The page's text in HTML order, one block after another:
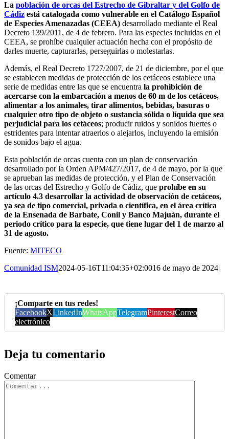
La población de orcas del Estrecho de Gibraltar y del Golfo de
Cádiz está catalogada como vulnerable en el Catálogo Español
de Especies Amenazadas (CEEA) desarrollado mediante el Real
Decreto 139/2011, de 4 de febrero. Para las especies incluidas en el
CEEA, se prohíbe cualquier actuación hecha con el propósito de
darles muerte, capturarlas, perseguirlas o molestarlas.
Además, el Real Decreto 1727/2007, de 21 de diciembre, por el que
se establecen medidas de protección de los cetáceos establece una
serie de medidas entre las que se encuentra la prohibición de
acercarse con la embarcación a menos de 60 m de los cetáceos,
alimentar a los animales, tirar alimentos, bebidas, basuras o
cualquier otro tipo de objeto o sustancia sólida o líquida que sea
perjudicial para los cetáceos; producir ruidos y sonidos fuertes o
estridentes para intentar atraerlos o alejarlos, incluyendo la emisión
de sonidos bajo el agua.
Esta población de orcas cuenta con un plan de conservación
desarrollado por la Orden APM/427/2017, de 4 de mayo, por la que
se aprueban las medidas de protección, y el Plan de Conservación
de las orcas del Estrecho y Golfo de Cádiz, que prohíbe en su
artículo 4.3 desarrollar la actividad de observación de cetáceos,
ya sea de tipo comercial, privada o científica, en el área crítica
de la Ensenada de Barbate, Conil y Banco Majuán, durante el
periodo crítico para la especie, que tiene lugar del 1 de marzo al
31 de agosto.
Fuente: MITECO
Comunidad ISM2024-05-16T11:04:35+02:0016 de mayo de 2024|
¡Comparte en tus redes!
FacebookXLinkedInWhatsAppTelegramPinterestCorreo
electrónico
Deja tu comentario
Comentar